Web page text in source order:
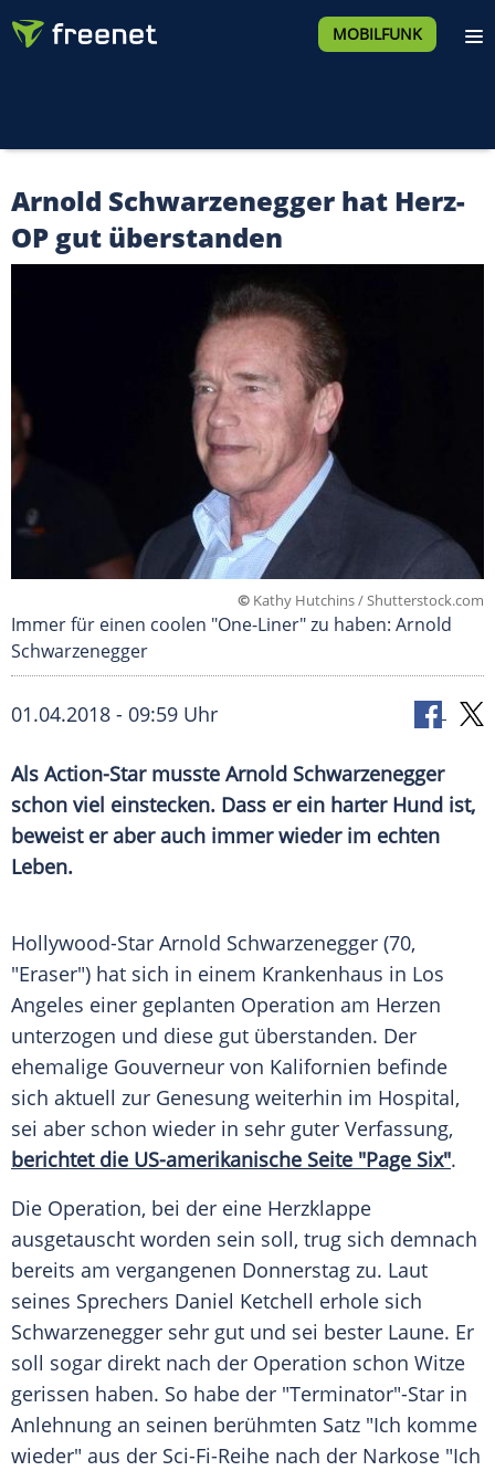
MOBILFUNK
Arnold Schwarzenegger hat Herz-
OP gut überstanden
© Kathy Hutchins / Shutterstock.com
Immer für einen coolen "One-Liner" zu haben: Arnold
Schwarzenegger
01.04.2018 - 09:59 Uhr
Als Action-Star musste Arnold Schwarzenegger
schon viel einstecken. Dass er ein harter Hund ist,
beweist er aber auch immer wieder im echten
Leben.
Hollywood-Star Arnold Schwarzenegger (70,
"Eraser") hat sich in einem Krankenhaus in Los
Angeles einer geplanten Operation am Herzen
unterzogen und diese gut überstanden. Der
ehemalige Gouverneur von Kalifornien befinde
sich aktuell zur Genesung weiterhin im Hospital,
sei aber schon wieder in sehr guter Verfassung,
berichtet die US-amerikanische Seite "Page Six".
Die Operation, bei der eine Herzklappe
ausgetauscht worden sein soll, trug sich demnach
bereits am vergangenen Donnerstag zu. Laut
seines Sprechers Daniel Ketchell erhole sich
Schwarzenegger sehr gut und sei bester Laune. Er
soll sogar direkt nach der Operation schon Witze
gerissen haben. So habe der "Terminator"-Star in
Anlehnung an seinen berühmten Satz "Ich komme
wieder" aus der Sci-Fi-Reihe nach der Narkose "Ich